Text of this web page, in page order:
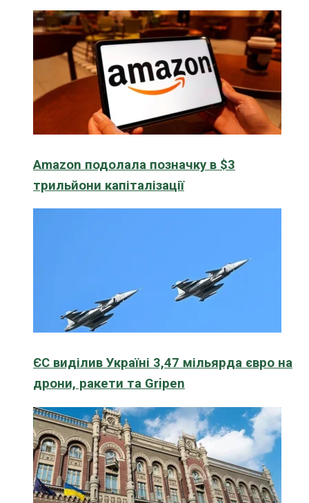
Amazon подолала позначку в $3
трильйони капіталізації
ЄС виділив Україні 3,47 мільярда євро на
дрони, ракети та Gripen